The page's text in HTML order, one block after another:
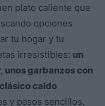
plato caliente que
opciones
tu hogar y tu
irresistibles: un
unos garbanzos con
caldo
y pasos sencillos,